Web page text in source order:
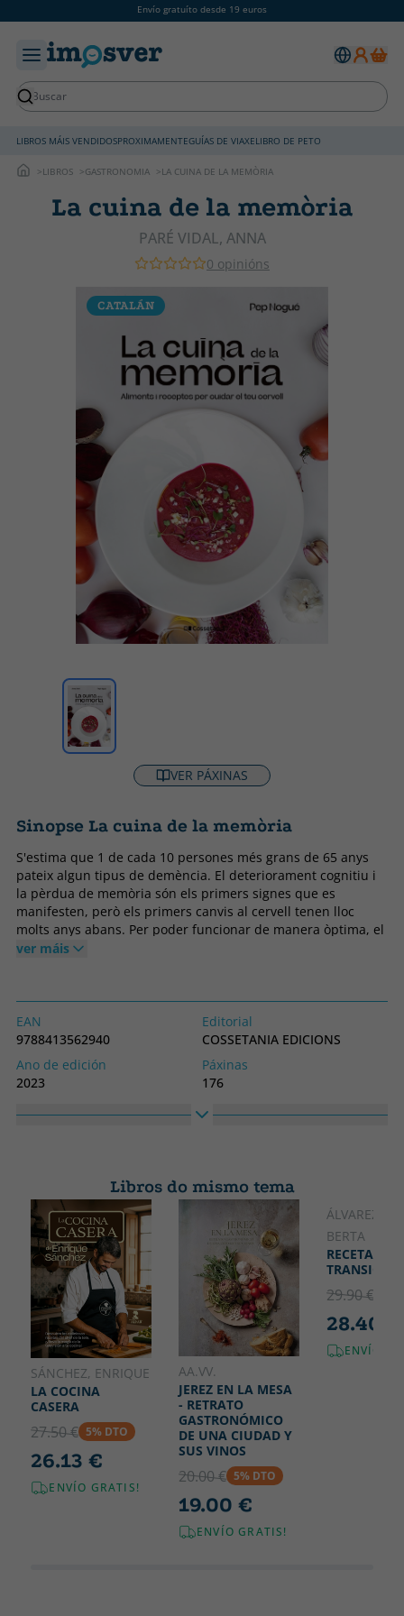
Envío gratuíto desde 19 euros
LIBROS MÁIS VENDIDOSPROXIMAMENTEGUÍAS DE VIAXELIBRO DE PETO
LIBROS GASTRONOMIA LA CUINA DE LA MEMÒRIA
La cuina de la memòria
PARÉ VIDAL, ANNA
0 opinións
CATALÁN
VER PÁXINAS
Sinopse La cuina de la memòria
S'estima que 1 de cada 10 persones més grans de 65 anys
pateix algun tipus de demència. El deteriorament cognitiu i
la pèrdua de memòria són els primers signes que es
manifesten, però els primers canvis al cervell tenen lloc
molts anys abans. Per poder funcionar de manera òptima, el
nostre cervell necessita determinats nutrients. Per això,
memòria. A més, des de fa uns quants anys coneixem la
relació entre el cervell i la microbiota intestinal. Descobreix
quins són els NUTRIENTS NEUROSALUDABLES, els millors
aliments per al cervell i com cuinar-los. En aquest llibre hi
trobaràs també altres recomanacions per millorar la
memòria, ja sigui per afavorir un envelliment cerebral
saludable o per estudiar millor. * Aquest llibre de cuina i
pràctica, amb receptes de Pep Nogué.
ver máis
EAN
9788413562940
Editorial
COSSETANIA EDICIONS
Ano de edición
2023
Páxinas
176
Idioma
240
Ancho
Libros do mismo tema
SÁNCHEZ, ENRIQUE
LA COCINA
CASERA
27.50 € 5% DTO
26.13 €
ENVÍO GRATIS!
AA.VV.
JEREZ EN LA MESA
- RETRATO
GASTRONÓMICO
DE UNA CIUDAD Y
SUS VINOS
20.00 € 5% DTO
19.00 €
ENVÍO GRATIS!
ÁLVAREZ
BERTA
RECETAS
TRANSICIÓN
29.90 €
28.40 €
ENVÍO